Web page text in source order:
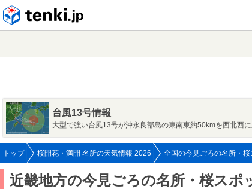
台風13号情報
大型で強い台風13号が沖永良部島の東南東約50kmを西北西
トップ 桜開花・満開 名所の天気情報 2026 全国の今見ごろの名所・
近畿地方の今見ごろの名所・桜スポ